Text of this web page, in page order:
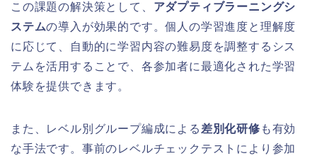
この課題の解決策として、 アダプティブラーニングシ
ステムの導入が効果的です。個人の学習進度と理解度
に応じて、自動的に学習内容の難易度を調整するシス
テムを活用することで、各参加者に最適化された学習
体験を提供できます。
また、レベル別グループ編成による 差別化研修 も有効
な手法です。事前のレベルチェックテストにより参加